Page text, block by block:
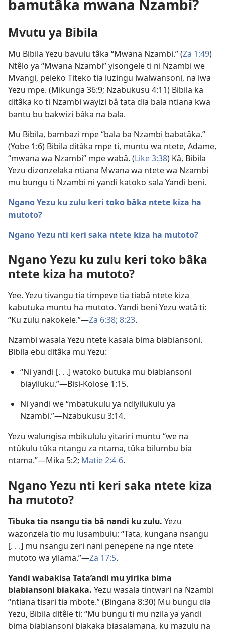
bamutâka mwana Nzambi?
Mvutu ya Bibila
Mu Bibila Yezu bavulu tâka “Mwana Nzambi.” (Za 1:49)
Ntêlo ya “Mwana Nzambi” yisongele ti ni Nzambi we
Mvangi, peleko Titeko tia luzingu lwalwansoni, na lwa
Yezu mpe. (Mikunga 36:9; Nzabukusu 4:11) Bibila ka
ditâka ko ti Nzambi wayizi bâ tata dia bala ntiana kwa
bantu bu bakwizi bâka na bala.
Mu Bibila, bambazi mpe “bala ba Nzambi babatâka.”
(Yobe 1:6) Bibila ditâka mpe ti, muntu wa ntete, Adame,
“mwana wa Nzambi” mpe wabâ. (Like 3:38) Kâ, Bibila
Yezu dizonzelaka ntiana Mwana wa ntete wa Nzambi
mu bungu ti Nzambi ni yandi katoko sala Yandi beni.
Ngano Yezu ku zulu keri toko bâka ntete kiza ha
mutoto?
Ngano Yezu nti keri saka ntete kiza ha mutoto?
Ngano Yezu ku zulu keri toko bâka
ntete kiza ha mutoto?
Yee. Yezu tivangu tia timpeve tia tiabâ ntete kiza
kabutuka muntu ha mutoto. Yandi beni Yezu watâ ti:
“Ku zulu nakokele.”—Za 6:38; 8:23.
Nzambi wasala Yezu ntete kasala bima biabiansoni.
Bibila ebu ditâka mu Yezu:
“Ni yandi [. . .] watoko butuka mu biabiansoni
biayiluku.”—Bisi-Kolose 1:15.
Ni yandi we “mbatukulu ya ndiyilukulu ya
Nzambi.”—Nzabukusu 3:14.
Yezu walungisa mbikululu yitariri muntu “we na
ntûkulu tûka ntangu za ntama, tûka bilumbu bia
ntama.”—Mika 5:2; Matie 2:4-6.
Ngano Yezu nti keri saka ntete kiza
ha mutoto?
Tibuka tia nsangu tia bâ nandi ku zulu. Yezu
wazonzela tio mu lusambulu: “Tata, kungana nsangu
[. . .] mu nsangu zeri nani penepene na nge ntete
mutoto wa yilama.”—Za 17:5.
Yandi wabakisa Tata’andi mu yirika bima
biabiansoni biakaka. Yezu wasala tintwari na Nzambi
“ntiana tisari tia mbote.” (Bingana 8:30) Mu bungu dia
Yezu, Bibila ditêle ti: “Mu bungu ti mu nzila ya yandi
bima biabiansoni biakaka biasalamana, ku mazulu na